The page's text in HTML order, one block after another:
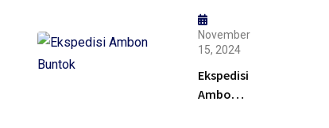
Layang –
Murah
November
15, 2024
Ekspedisi
Ambon